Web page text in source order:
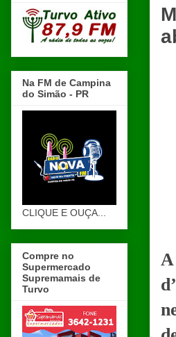
Na FM de Campina
do Simão - PR
CLIQUE E OUÇA...
Compre no
Supermercado
Supremamais de
Turvo